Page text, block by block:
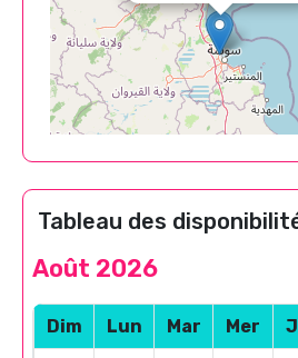
Tableau des
Août 2026
Dim Lun Mar Mer